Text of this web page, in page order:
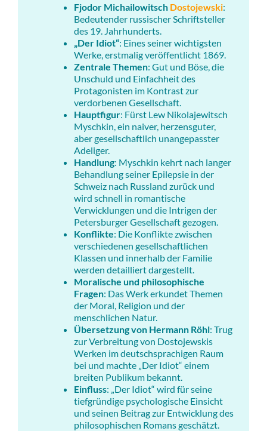
Fjodor Michailowitsch Dostojewski:
Bedeutender russischer Schriftsteller
des 19. Jahrhunderts.
„Der Idiot“: Eines seiner wichtigsten
Werke, erstmalig veröffentlicht 1869.
Zentrale Themen: Gut und Böse, die
Unschuld und Einfachheit des
Protagonisten im Kontrast zur
verdorbenen Gesellschaft.
Hauptfigur: Fürst Lew Nikolajewitsch
Myschkin, ein naiver, herzensguter,
aber gesellschaftlich unangepasster
Adeliger.
Handlung: Myschkin kehrt nach langer
Behandlung seiner Epilepsie in der
Schweiz nach Russland zurück und
wird schnell in romantische
Verwicklungen und die Intrigen der
Petersburger Gesellschaft gezogen.
Konflikte: Die Konflikte zwischen
verschiedenen gesellschaftlichen
Klassen und innerhalb der Familie
werden detailliert dargestellt.
Moralische und philosophische
Fragen: Das Werk erkundet Themen
der Moral, Religion und der
menschlichen Natur.
Übersetzung von Hermann Röhl: Trug
zur Verbreitung von Dostojewskis
Werken im deutschsprachigen Raum
bei und machte „Der Idiot“ einem
breiten Publikum bekannt.
Einfluss: „Der Idiot“ wird für seine
tiefgründige psychologische Einsicht
und seinen Beitrag zur Entwicklung des
philosophischen Romans geschätzt.